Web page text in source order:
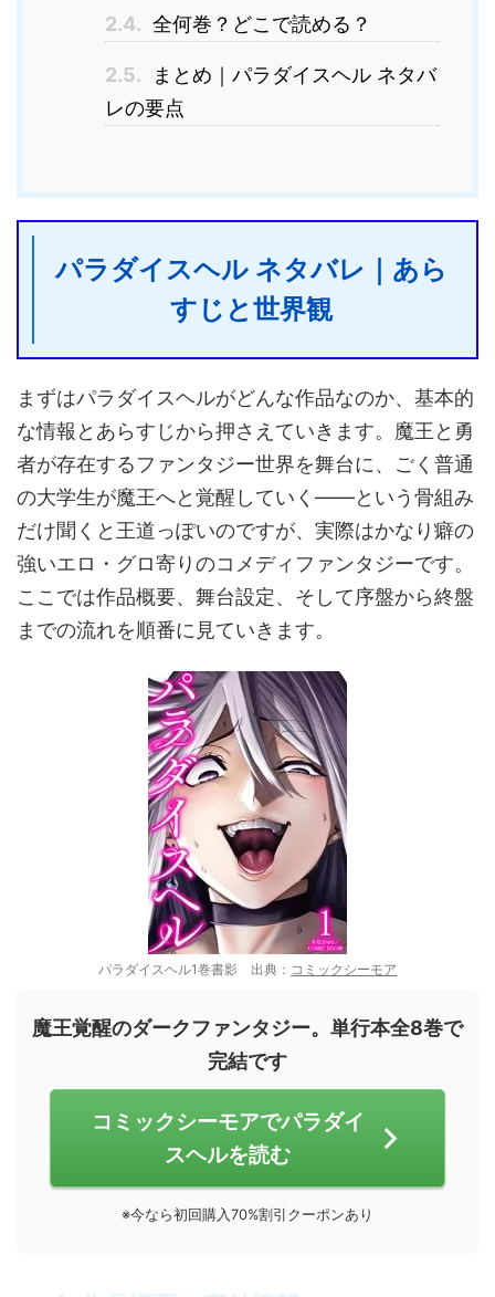
2.4. 全何巻？どこで読める？
2.5.
まとめ｜パラダイスヘル ネタバ
レの要点
パラダイスヘル ネタバレ｜あら
すじと世界観
まずはパラダイスヘルがどんな作品なのか、基本的
な情報とあらすじから押さえていきます。魔王と勇
者が存在するファンタジー世界を舞台に、ごく普通
の大学生が魔王へと覚醒していく——という骨組み
だけ聞くと王道っぽいのですが、実際はかなり癖の
強いエロ・グロ寄りのコメディファンタジーです。
ここでは作品概要、舞台設定、そして序盤から終盤
までの流れを順番に見ていきます。
パラダイスヘル1巻書影 出典： コミックシーモア
魔王覚醒のダークファンタジー。単行本全8巻で
完結です
コミックシーモアでパラダイ
スヘルを読む
※今なら初回購入70%割引クーポンあり